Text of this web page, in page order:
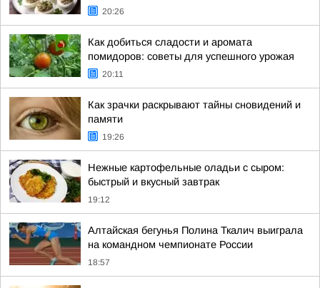
20:26
Как добиться сладости и аромата
помидоров: советы для успешного урожая
20:11
Как зрачки раскрывают тайны сновидений и
памяти
19:26
Нежные картофельные оладьи с сыром:
быстрый и вкусный завтрак
19:12
Алтайская бегунья Полина Ткалич выиграла
на командном чемпионате России
18:57